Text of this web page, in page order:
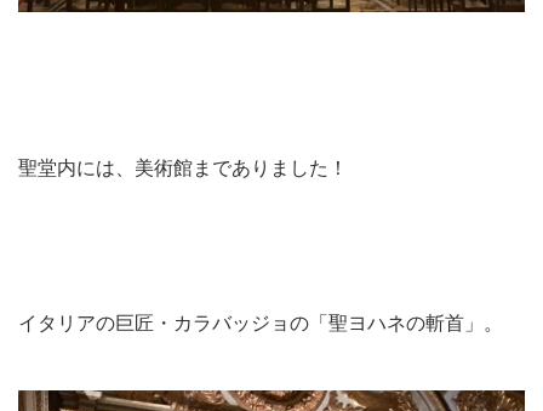
聖堂内には、美術館までありました！
イタリアの巨匠・カラバッジョの「聖ヨハネの斬首」。